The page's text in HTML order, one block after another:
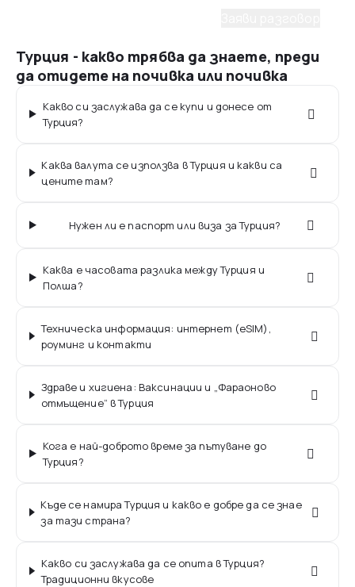
Турция - какво трябва да знаете, преди
да отидете на почивка или почивка
Какво си заслужава да се купи и донесе от
Турция?
Каква валута се използва в Турция и какви са
цените там?
Нужен ли е паспорт или виза за Турция?
Каква е часовата разлика между Турция и
Полша?
Техническа информация: интернет (eSIM),
роуминг и контакти
Здраве и хигиена: Ваксинации и „Фараоново
отмъщение“ в Турция
Кога е най-доброто време за пътуване до
Турция?
Къде се намира Турция и какво е добре да се знае
за тази страна?
Какво си заслужава да се опита в Турция?
Традиционни вкусове